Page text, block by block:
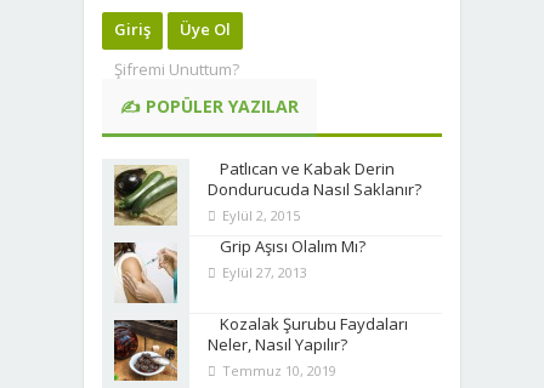
Giriş
Üye Ol
Şifremi Unuttum?
✍ POPÜLER YAZILAR
Patlıcan ve Kabak Derin
Dondurucuda Nasıl Saklanır?
Eylül 2, 2015
Grip Aşısı Olalım Mı?
Eylül 27, 2013
Kozalak Şurubu Faydaları
Neler, Nasıl Yapılır?
Temmuz 10, 2019